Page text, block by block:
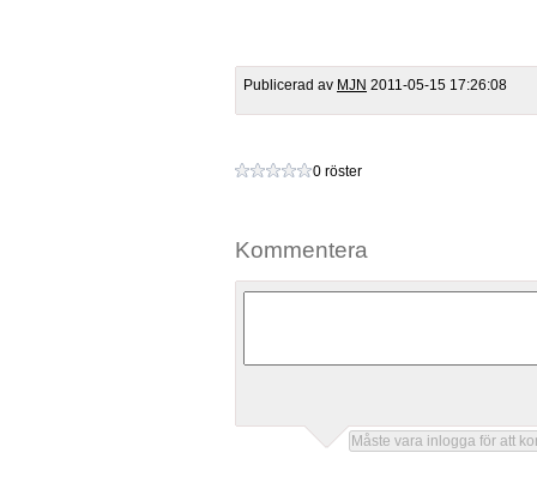
Publicerad av MJN 2011-05-15 17:26:08
0 röster
Kommentera